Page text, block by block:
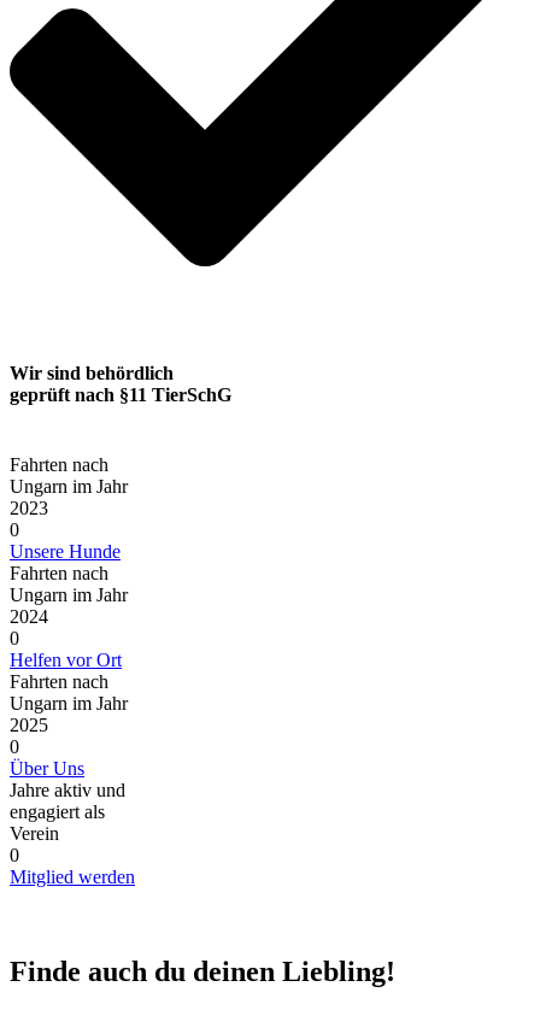
Wir sind behördlich
geprüft nach §11 TierSchG
Fahrten nach
Ungarn im Jahr
2023
0
Unsere Hunde
Fahrten nach
Ungarn im Jahr
2024
0
Helfen vor Ort
Fahrten nach
Ungarn im Jahr
2025
0
Über Uns
Jahre aktiv und
engagiert als
Verein
0
Mitglied werden
Finde auch du deinen Liebling!